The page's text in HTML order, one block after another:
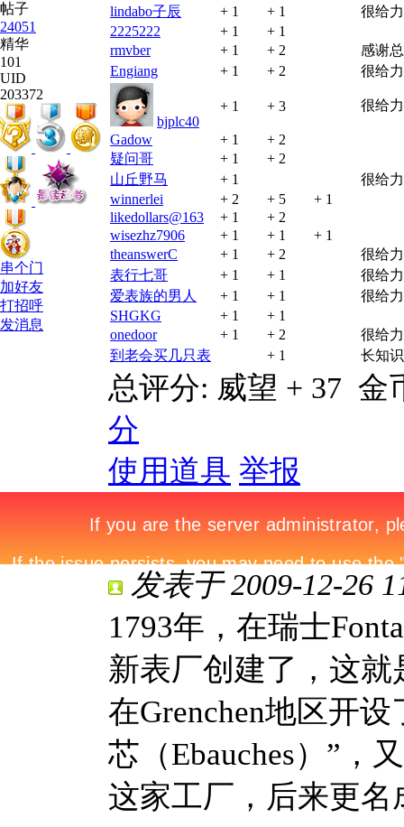
帖子
24051
精华
101
UID
203372
串个门
加好友
打招呼
发消息
lindabo子辰
+ 1 + 1
很给
2225222
+ 1
+ 1
rmvber
+ 1 + 2
感谢
Engiang
+ 1 + 2 很给
bjplc40
+ 1 + 3 很给
Gadow + 1
+ 2
疑问哥
+ 1
+ 2
山丘野马
+ 1
很给
winnerlei
+ 2 + 5
+ 1
likedollars@163
+ 1
+ 2
wisezhz7906
+ 1 + 1
+ 1
theanswerC
+ 1 + 2
很给
表行七哥
+ 1 + 1
很给
爱表族的男人
+ 1 + 1
很给
SHGKG
+ 1
+ 1
onedoor
+ 1 + 2
很给
到老会买几只表
+ 1 长知识
总评分: 威望 + 37 金
分
使用道具 举报
发表于 2009-12-26
1793年，在瑞士
新表厂创建了，这就
在Grenchen地区开
芯（Ebauches）”，
这家工厂，后来更名